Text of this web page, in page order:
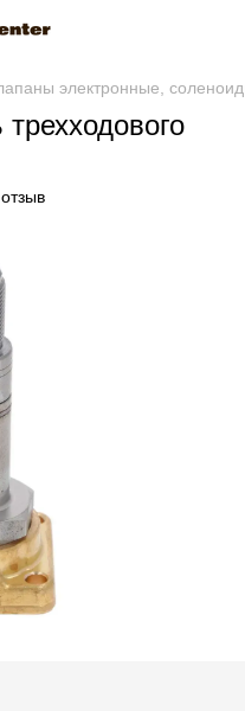
электронные,